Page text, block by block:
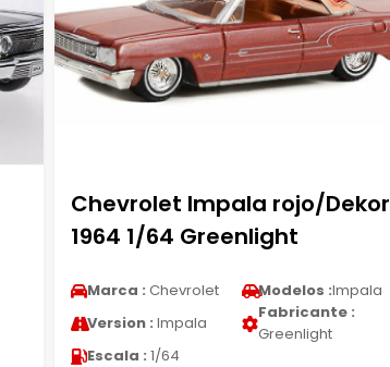
Chevrolet Impala rojo/Dekor
1964 1/64 Greenlight
Marca : Chevrolet Modelos :Impala
Version : Impala
Fabricante :
Greenlight
Escala : 1/64